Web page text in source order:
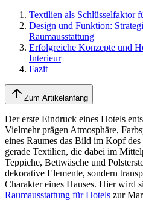
Textilien als Schlüsselfaktor
Design und Funktion:
Raumausstattung
Erfolgreiche Konzepte und
Interieur
Fazit
Zum Artikelanfang
Der erste Eindruck eines Hotels
Vielmehr prägen Atmosphäre,
eines Raumes das Bild im Kopf
gerade Textilien, die dabei im
Teppiche, Bettwäsche und
dekorative Elemente, sondern
Charakter eines Hauses. Hier wird
Raumausstattung für Hotels zur